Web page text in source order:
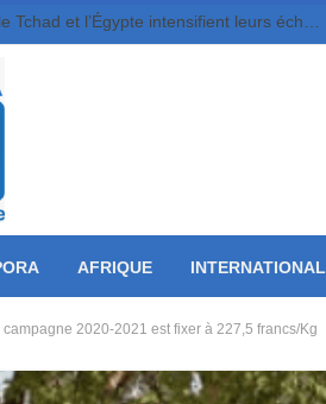
Cinéma, livre et artisanat, le Tchad et l’Égypte intensifient leurs échanges
AFRIQUE INTERNATIONAL
2020-2021 est fixer à 227,5 francs/Kg